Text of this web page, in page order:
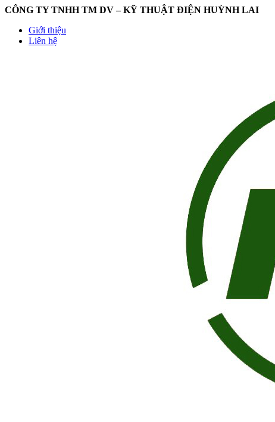
CÔNG TY TNHH TM DV – KỸ THUẬT ĐIỆN HUỲNH LAI
Giới thiệu
Liên hệ